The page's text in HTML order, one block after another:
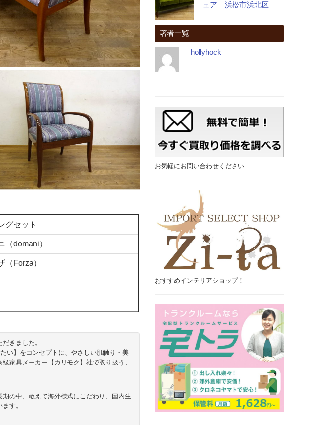
グセット
（domani）
（Forza）
きました。
い】をコンセプトに、やさしい肌触り・美
家具メーカー【カリモク】社で取り扱う、
の中、敢えて海外様式にこだわり、国内生
す。
ェア｜浜松市浜北区
著者一覧
hollyhock
お気軽にお問い合わせください
おすすめインテリアショップ！